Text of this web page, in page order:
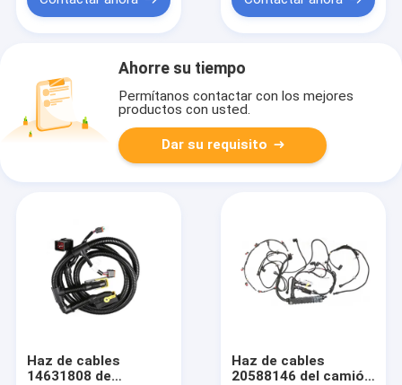
Ahorre su tiempo
Permítanos contactar con los mejores
productos con usted.
Dar su requisito
Haz de cables
14631808 de
Haz de cables
20588146 del camión